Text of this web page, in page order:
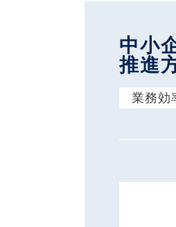
中小
推進
業務効